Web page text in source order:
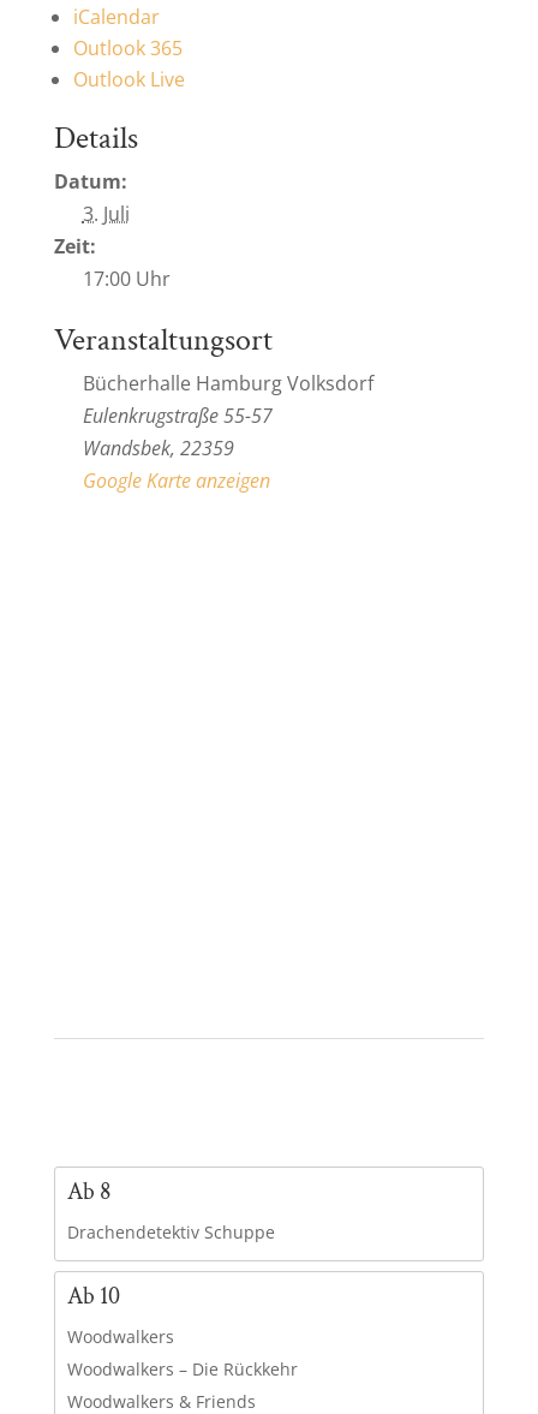
iCalendar
Outlook 365
Outlook Live
Details
Datum:
3. Juli
Zeit:
17:00 Uhr
Veranstaltungsort
Bücherhalle Hamburg Volksdorf
Eulenkrugstraße 55-57
Wandsbek, 22359
Google Karte anzeigen
Ab 8
Drachendetektiv Schuppe
Ab 10
Woodwalkers
Woodwalkers – Die Rückkehr
Woodwalkers & Friends